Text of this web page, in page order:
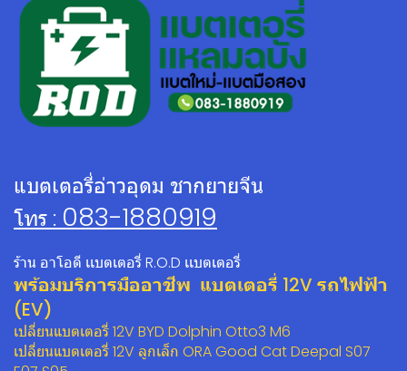
แบตเตอรี่อ่าวอุดม ชากยายจีน
โทร : 083-1880919
ร้าน อาโอดี เเบตเตอรี่ R.O.D เเบตเตอรี่
พร้อมบริการมืออาชีพ แบตเตอรี่ 12V รถไฟฟ้า
(EV)
เปลี่ยนแบตเตอรี่ 12V BYD Dolphin Otto3 M6
เปลี่ยนแบตเตอรี่ 12V ลูกเล็ก ORA Good Cat Deepal S07